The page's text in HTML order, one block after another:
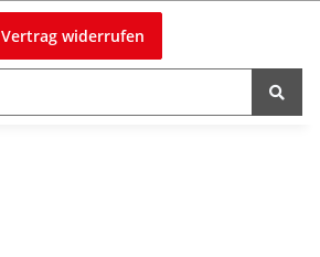
Vertrag widerrufen